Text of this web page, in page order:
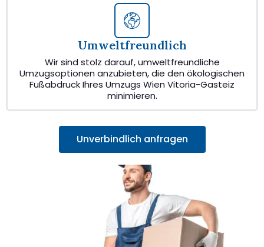
Umweltfreundlich
Wir sind stolz darauf, umweltfreundliche
Umzugsoptionen anzubieten, die den ökologischen
Fußabdruck Ihres Umzugs Wien Vitoria-Gasteiz
minimieren.
Unverbindlich anfragen